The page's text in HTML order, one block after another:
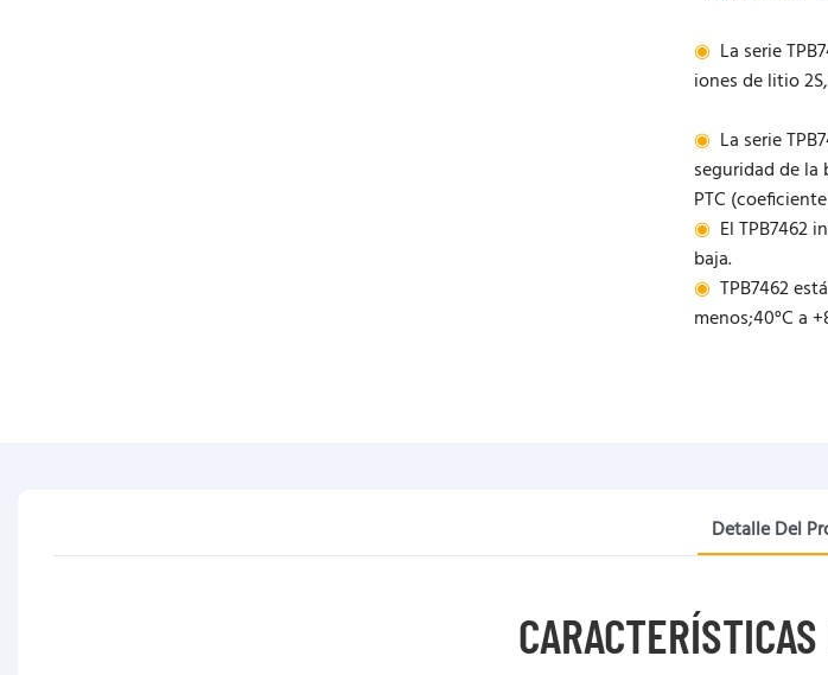
◉ La serie
iones de litio
◉ La serie
seguridad de
PTC
◉ El TPB7462
baja.
◉ TPB7462
menos;40°C a
Detalle Del